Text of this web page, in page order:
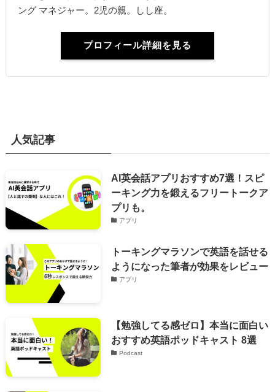
ング マネジャー。2児の親。しし座。
プロフィール詳細を見る
人気記事
AI英会話アプリおすすめ7選！スピ
ーキング力を鍛えるフリートークア
プリも。
アプリ
トーキングマラソンで英語を話せる
ようになった筆者が効果をレビュー
アプリ
【勉強してる感ゼロ】本当に面白い
おすすめ英語ポッドキャスト 8選
Podcast